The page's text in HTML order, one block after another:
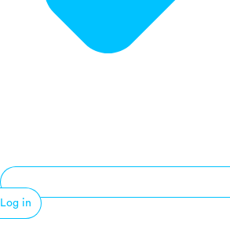
Log in